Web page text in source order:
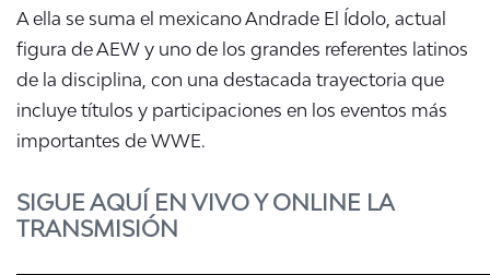
A ella se suma el mexicano Andrade El Ídolo, actual
figura de AEW y uno de los grandes referentes latinos
de la disciplina, con una destacada trayectoria que
incluye títulos y participaciones en los eventos más
importantes de WWE.
SIGUE AQUÍ EN VIVO Y ONLINE LA
TRANSMISIÓN